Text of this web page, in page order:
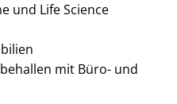
und Life Science
mit Büro- und